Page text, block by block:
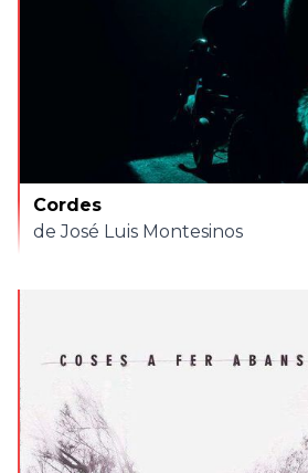
Cordes
de José Luis Montesinos